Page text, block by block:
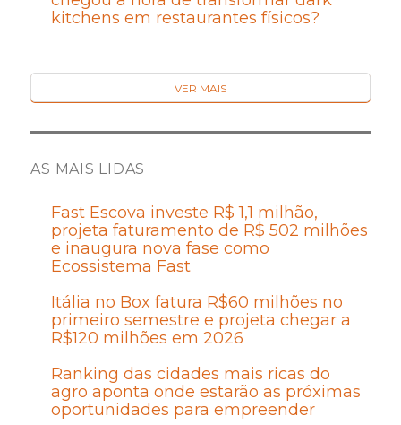
kitchens em restaurantes físicos?
VER MAIS
AS MAIS LIDAS
Fast Escova investe R$ 1,1 milhão,
projeta faturamento de R$ 502 milhões
e inaugura nova fase como
Ecossistema Fast
Itália no Box fatura R$60 milhões no
primeiro semestre e projeta chegar a
R$120 milhões em 2026
Ranking das cidades mais ricas do
agro aponta onde estarão as próximas
oportunidades para empreender